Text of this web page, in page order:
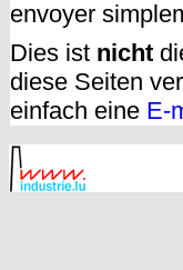
envoyer
Dies ist nicht
diese Seiten
einfach eine E-